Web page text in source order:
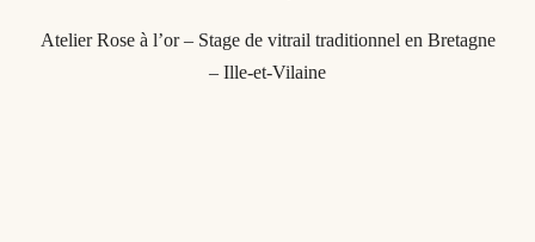
Atelier Rose à l’or – Stage de vitrail traditionnel en Bretagne
– Ille-et-Vilaine